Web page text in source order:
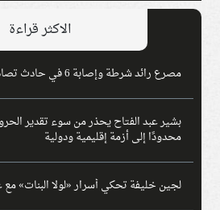
الاكثر قراءة
مصرع رائد شرطة وإصابة 6 في حادث تصادم بطريق العلمين
بشير عبد الفتاح يحذر من سوء تقدير
محدودًا إلى أزمة إقليمية ودولية
لجين خليفة تحكي أسرار «لولا البنات»